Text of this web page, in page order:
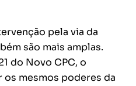
pela via da
são mais amplas.
do Novo CPC, o
mesmos poderes da